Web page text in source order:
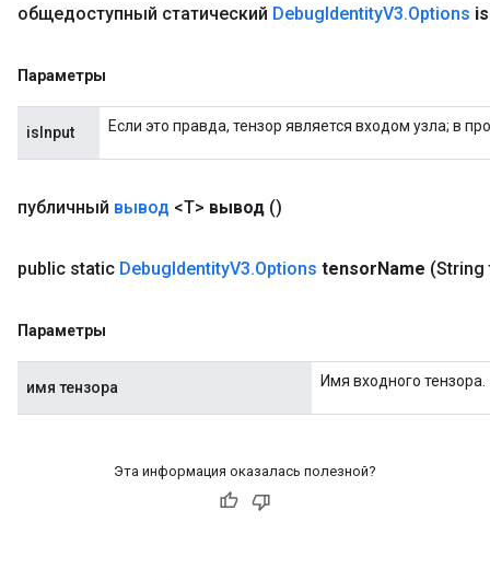
общедоступный статический DebugIdentityV3.Options is
Параметры
isInput Если это правда, тензор является входом узла; в
публичный вывод <T> вывод ()
public static DebugIdentityV3.Options tensorName (String
Параметры
имя тензора Имя входного тензора.
Эта информация оказалась полезной?